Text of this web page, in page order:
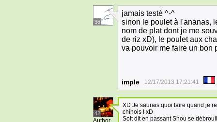
36
jamais testé ^-^
sinon le poulet à l'ananas,
nom de plat dont je me
de riz xD), le poulet aux
va pouvoir me faire un bon
imple 12/17/2013 17:21:41
42
Author
XD Je saurais quoi faire quand je
chinois ! xD
Soit dit en passant Shou se